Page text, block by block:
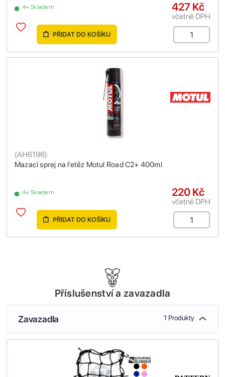
4+ Skladem 427 Kč
včetně DPH
PŘIDAT DO KOŠÍKU
Mazací sprej na řetěz Motul Road C2+ 400ml
(AH6196)
4+ Skladem 220 Kč
včetně DPH
PŘIDAT DO KOŠÍKU
Příslušenství a zavazadla
Zavazadla 1 Produkty